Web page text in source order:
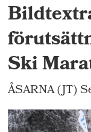
Ski
ÅSARNA (JT)